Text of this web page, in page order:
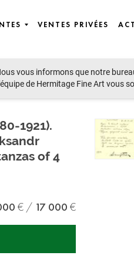
VENTES PRIVÉES
vous informons que notre
de Hermitage Fine Art vous
Famous People
1921).
of 4
17 000